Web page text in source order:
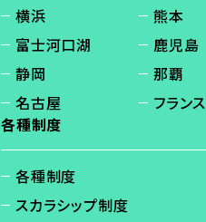
横浜
富士河口湖
静岡
名古屋
熊本
鹿児島
那覇
フランス
各種制度
各種制度
スカラシップ制度